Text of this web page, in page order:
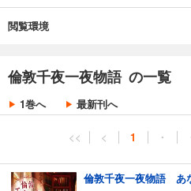
閲覧環境
倫敦千夜一夜物語 の一覧
1巻へ 最新刊へ
<< < 1 ・
倫敦千夜一夜物語 あ